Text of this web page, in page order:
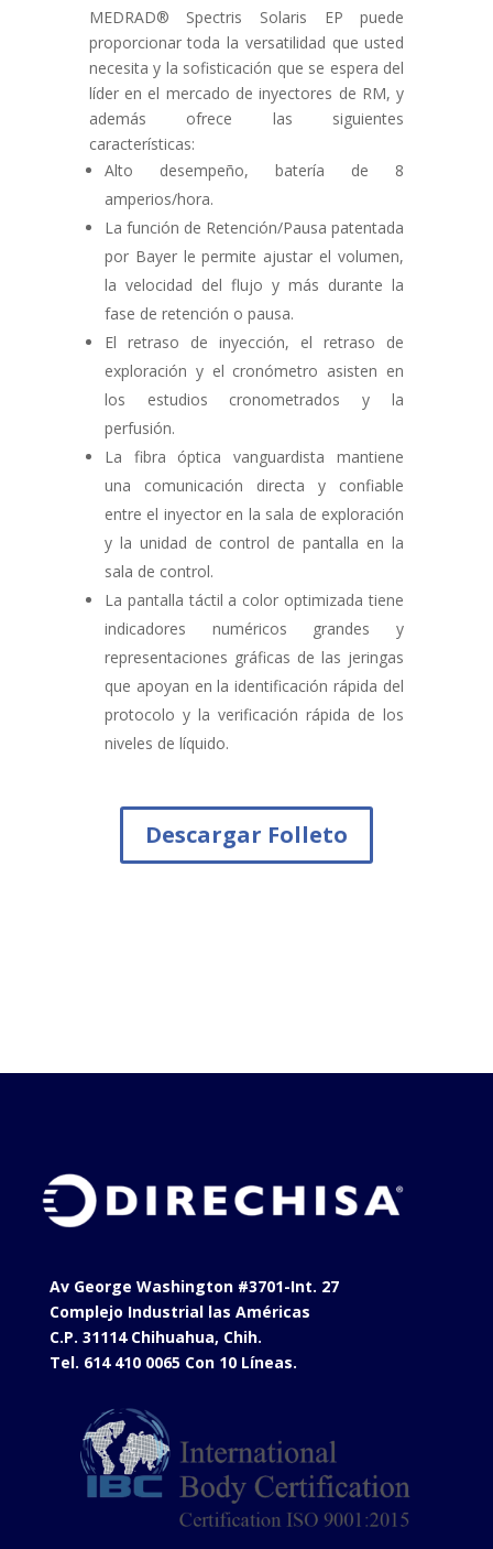
MEDRAD® Spectris Solaris EP puede
proporcionar toda la versatilidad que usted
necesita y la sofisticación que se espera del
líder en el mercado de inyectores de RM, y
además ofrece las siguientes
características:
Alto desempeño, batería de 8
amperios/hora.
La función de Retención/Pausa patentada
por Bayer le permite ajustar el volumen,
la velocidad del flujo y más durante la
fase de retención o pausa.
El retraso de inyección, el retraso de
exploración y el cronómetro asisten en
los estudios cronometrados y la
perfusión.
La fibra óptica vanguardista mantiene
una comunicación directa y confiable
entre el inyector en la sala de exploración
y la unidad de control de pantalla en la
sala de control.
La pantalla táctil a color optimizada tiene
indicadores numéricos grandes y
representaciones gráficas de las jeringas
que apoyan en la identificación rápida del
protocolo y la verificación rápida de los
niveles de líquido.
Descargar Folleto
Av George Washington #3701-Int. 27
Complejo Industrial las Américas
C.P. 31114 Chihuahua, Chih.
Tel. 614 410 0065 Con 10 Líneas.